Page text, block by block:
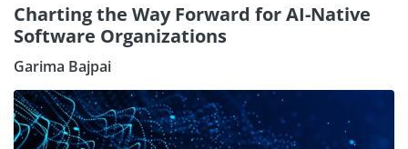
Charting the Way Forward for AI-Native
Software Organizations
Garima Bajpai